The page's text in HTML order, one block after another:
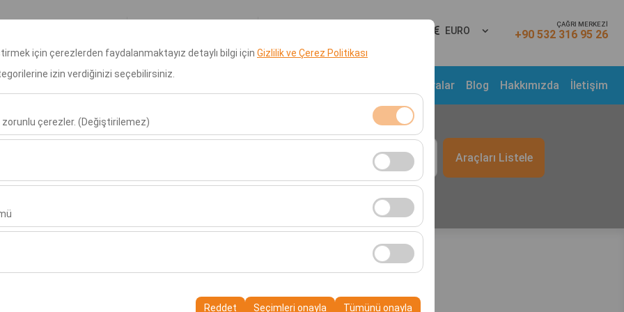
için çerezlerden faydalanmaktayız detaylı bilgi için Gizlilik ve Çerez Politikası
izin verdiğinizi seçebilirsiniz.
zorunlu çerezler. (Değiştirilemez)
şekilde çalışması, güvenlik, oturum yönetimi ve temel işlevler için gereklidir. Devre dışı
kullanıldığını (ziyaretçi sayısı, en çok ziyaret edilen sayfalar, kullanıcı davranışları) analiz
web sitesi performansını ölçmek ve kullanıcı deneyimini sürekli iyileştirmek için kullanılır.
uygun kişiselleştirilmiş reklamlar göstermemize ve reklam kampanyalarımızın
tıklama oranı) ölçmemize olanak tanır.
ve sürekliliğini sağlamak amacıyla kullanılır.
Reddet Seçimleri onayla Tümünü onayla
EURO
ÇAĞRI MERKEZİ
+90 532 316 95 26
Kampanyalar Blog Hakkımızda İletişim
Alış Tarih & Saat
09:00 Araçları Listele